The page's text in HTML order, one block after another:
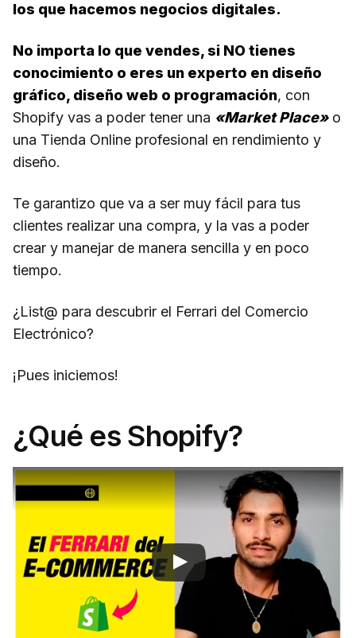
los que hacemos negocios digitales.
No importa lo que vendes, si NO tienes
conocimiento o eres un experto en diseño
gráfico, diseño web o programación, con
Shopify vas a poder tener una «Market Place»o
una Tienda Online profesional en rendimiento y
diseño.
Te garantizo que va a ser muy fácil para tus
clientes realizar una compra, y la vas a poder
crear y manejar de manera sencilla y en poco
tiempo.
¿List@ para descubrir el Ferrari del Comercio
Electrónico?
¡Pues iniciemos!
¿Qué es Shopify?